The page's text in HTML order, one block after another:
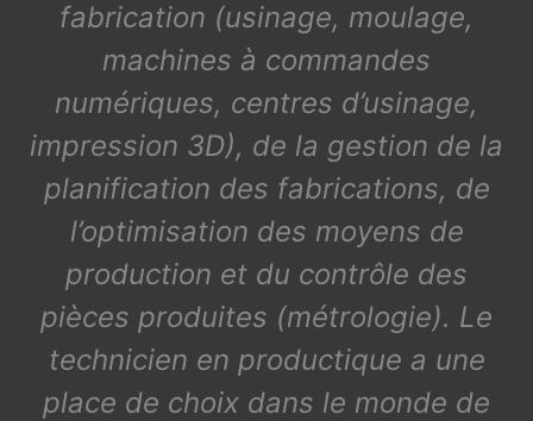
fabrication (usinage, moulage,
machines à commandes
numériques, centres d’usinage,
impression 3D), de la gestion de la
planification des fabrications, de
l’optimisation des moyens de
production et du contrôle des
pièces produites (métrologie). Le
technicien en productique a une
place de choix dans le monde de